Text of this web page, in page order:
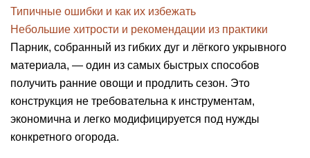
Типичные ошибки и как их избежать
Небольшие хитрости и рекомендации из практики
Парник, собранный из гибких дуг и лёгкого укрывного
материала, — один из самых быстрых способов
получить ранние овощи и продлить сезон. Это
конструкция не требовательна к инструментам,
экономична и легко модифицируется под нужды
конкретного огорода.